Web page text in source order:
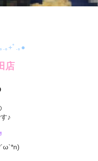
.｡+ﾟ.｡●
店
♪